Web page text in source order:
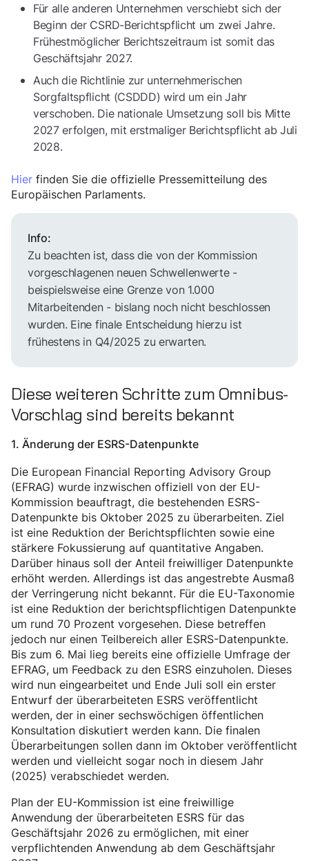
Für alle anderen Unternehmen verschiebt sich der
Beginn der CSRD-Berichtspflicht um zwei Jahre.
Frühestmöglicher Berichtszeitraum ist somit das
Geschäftsjahr 2027.
Auch die Richtlinie zur unternehmerischen
Sorgfaltspflicht (CSDDD) wird um ein Jahr
verschoben. Die nationale Umsetzung soll bis Mitte
2027 erfolgen, mit erstmaliger Berichtspflicht ab Juli
2028.
Hier finden Sie die offizielle Pressemitteilung des
Europäischen Parlaments.
Info:
Zu beachten ist, dass die von der Kommission
vorgeschlagenen neuen Schwellenwerte -
beispielsweise eine Grenze von 1.000
Mitarbeitenden - bislang noch nicht beschlossen
wurden. Eine finale Entscheidung hierzu ist
frühestens in Q4/2025 zu erwarten.
Diese weiteren Schritte zum Omnibus-
Vorschlag sind bereits bekannt
1. Änderung der ESRS-Datenpunkte
Die European Financial Reporting Advisory Group
(EFRAG) wurde inzwischen offiziell von der EU-
Kommission beauftragt, die bestehenden ESRS-
Datenpunkte bis Oktober 2025 zu überarbeiten. Ziel
ist eine Reduktion der Berichtspflichten sowie eine
stärkere Fokussierung auf quantitative Angaben.
Darüber hinaus soll der Anteil freiwilliger Datenpunkte
erhöht werden. Allerdings ist das angestrebte Ausmaß
der Verringerung nicht bekannt. Für die EU-Taxonomie
ist eine Reduktion der berichtspflichtigen Datenpunkte
um rund 70 Prozent vorgesehen. Diese betreffen
jedoch nur einen Teilbereich aller ESRS-Datenpunkte.
Bis zum 6. Mai lieg bereits eine offizielle Umfrage der
EFRAG, um Feedback zu den ESRS einzuholen. Dieses
wird nun eingearbeitet und Ende Juli soll ein erster
Entwurf der überarbeiteten ESRS veröffentlicht
werden, der in einer sechswöchigen öffentlichen
Konsultation diskutiert werden kann. Die finalen
Überarbeitungen sollen dann im Oktober veröffentlicht
werden und vielleicht sogar noch in diesem Jahr
(2025) verabschiedet werden.
Plan der EU-Kommission ist eine freiwillige
Anwendung der überarbeiteten ESRS für das
Geschäftsjahr 2026 zu ermöglichen, mit einer
verpflichtenden Anwendung ab dem Geschäftsjahr